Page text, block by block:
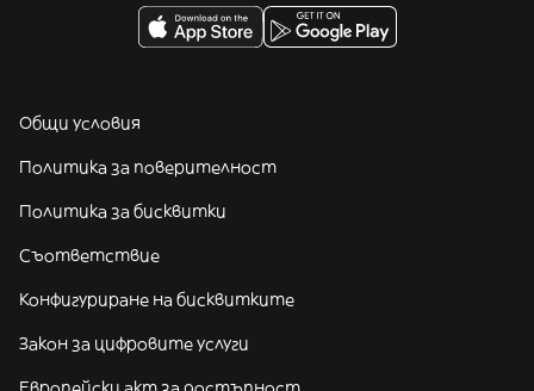
Общи условия
Политика за поверителност
Политика за бисквитки
Съответствие
Конфигуриране на бисквитките
Закон за цифровите услуги